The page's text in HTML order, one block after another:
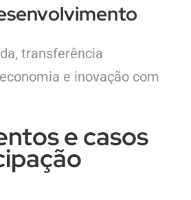
transferência
e inovação com
e casos